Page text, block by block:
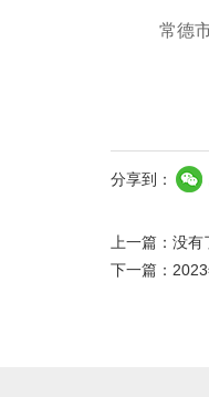
常德
分享到：
上一篇：没有
下一篇：